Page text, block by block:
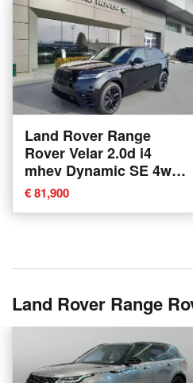
Land Rover Range
Rover Velar 2.0d i4
mhev Dynamic SE 4wd
204cv auto nuova a
Cuneo
€ 81,900
Land Rover Range